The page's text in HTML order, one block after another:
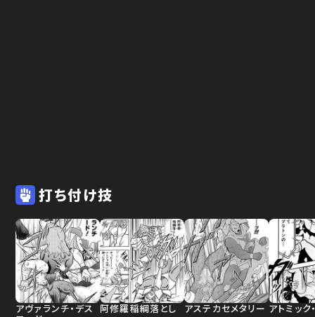
打ち付け技
アヴァランチ・デス 阿修羅稲綱落とし アステカセメタリー アトミック